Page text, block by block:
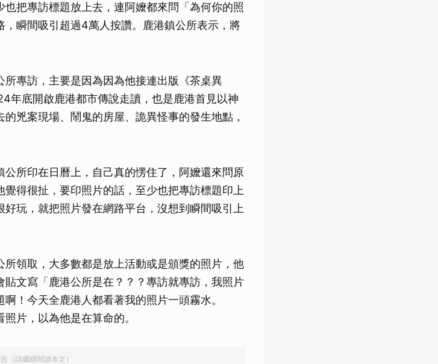
把專訪標題放上去，連阿嬤都來問「為何你的照
，瞬間吸引超過4萬人按讚。鹿港鎮公所表示，將
專訪，主要是因為因為他接連出版《茶桌異
年底開啟鹿港都市傳說走讀，也是鹿港首見以神
兇案現場、鬧鬼的房屋、詭異怪事的發生地點，
所印在日曆上，自己真的愣住了，阿嬤還來問原
得很扯，要印照片的話，至少也把專訪標題印上
玩，就把照片發在網路平台，沒想到瞬間吸引上
領取，大多數都是放上活動或是頒獎的照片，他
文寫「鹿港公所是在？？？專訪就專訪，我照片
！今天全鹿港人都看著我的照片一頭霧水。
片，以為他是在算命的。
（請繼續閱讀本文）